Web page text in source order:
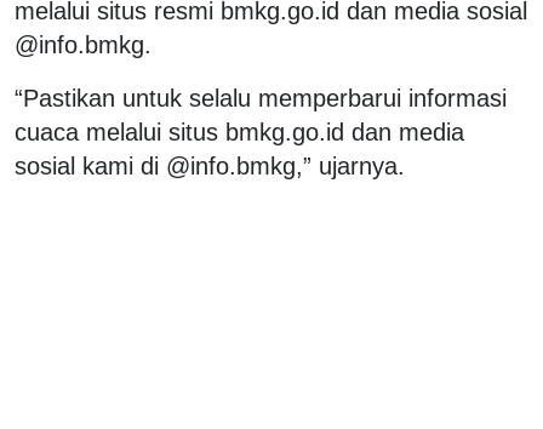
melalui situs resmi bmkg.go.id dan media sosial
@info.bmkg.
“Pastikan untuk selalu memperbarui informasi
cuaca melalui situs bmkg.go.id dan media
sosial kami di @info.bmkg,” ujarnya.